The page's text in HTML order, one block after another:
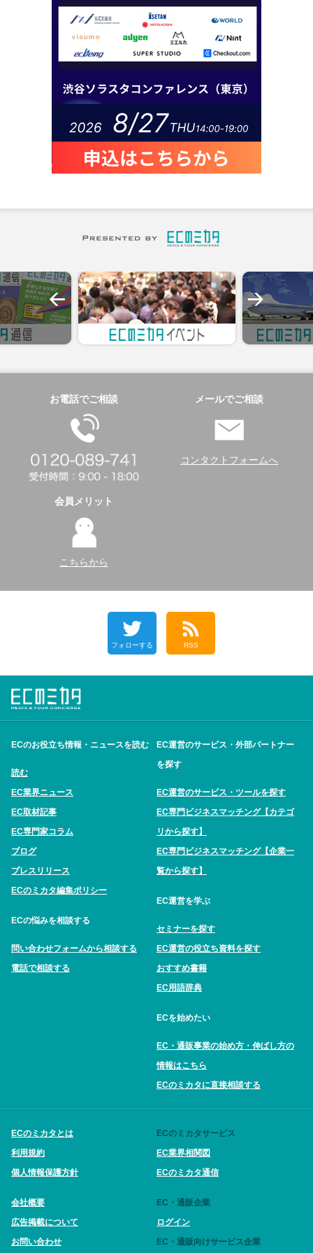
お電話でご相談 メールでご相談
コンタクトフォームへ
会員メリット
こちらから
フォローする RSS
ECのお役立ち情報・ニュースを読む
読む
EC業界ニュース
EC取材記事
EC専門家コラム
ブログ
プレスリリース
ECのミカタ編集ポリシー
ECの悩みを相談する
問い合わせフォームから相談する
電話で相談する
EC運営のサービス・外部パートナー
を探す
EC運営のサービス・ツールを探す
EC専門ビジネスマッチング【カテゴ
リから探す】
EC専門ビジネスマッチング【企業一
覧から探す】
EC運営を学ぶ
セミナーを探す
EC運営の役立ち資料を探す
おすすめ書籍
EC用語辞典
ECを始めたい
EC・通販事業の始め方・伸ばし方の
情報はこちら
ECのミカタに直接相談する
ECのミカタとは
利用規約
個人情報保護方針
会社概要
広告掲載について
お問い合わせ
ECのミカタサービス
EC業界相関図
ECのミカタ通信
EC・通販企業
ログイン
EC・通販向けサービス企業